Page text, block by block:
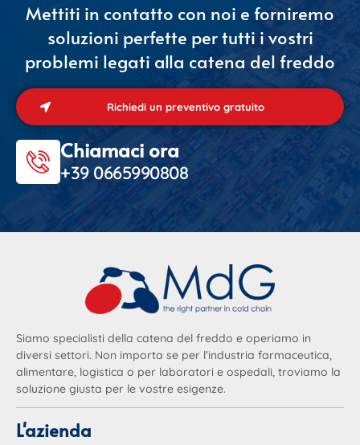
Mettiti in contatto con noi e forniremo
soluzioni perfette per tutti i vostri
problemi legati alla catena del freddo
Richiedi un preventivo gratuito
Chiamaci ora
+39 0665990808
Siamo specialisti della catena del freddo e operiamo in
diversi settori. Non importa se per l’industria farmaceutica,
alimentare, logistica o per laboratori e ospedali, troviamo la
soluzione giusta per le vostre esigenze.
L'azienda